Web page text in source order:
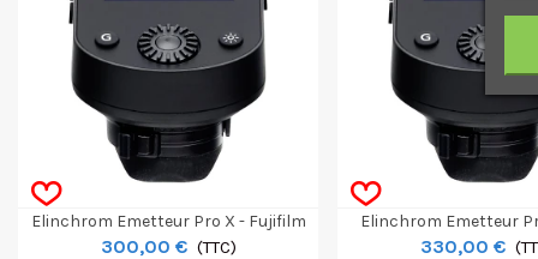
Elinchrom Emetteur Pro X - Fujifilm
300,00 € (TTC)
Elinchrom Emetteur
330,00 €